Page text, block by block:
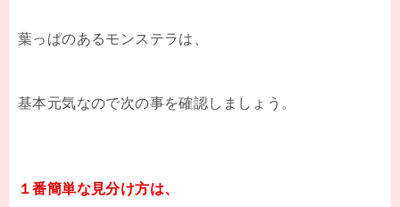
葉っぱのあるモンステラは、
基本元気なので次の事を確認しましょう。
１番簡単な見分け方は、